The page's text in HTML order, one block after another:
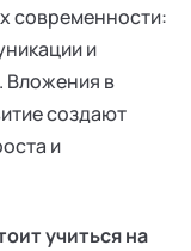
современности:
и
Вложения в
создают
и
учиться на